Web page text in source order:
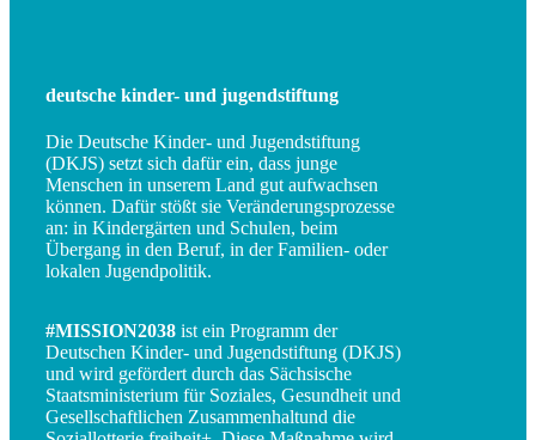
deutsche kinder- und jugendstiftung
Die Deutsche Kinder- und Jugendstiftung
(DKJS) setzt sich dafür ein, dass junge
Menschen in unserem Land gut aufwachsen
können. Dafür stößt sie Veränderungsprozesse
an: in Kindergärten und Schulen, beim
Übergang in den Beruf, in der Familien- oder
lokalen Jugendpolitik.
#MISSION2038 ist ein Programm der
Deutschen Kinder- und Jugendstiftung (DKJS)
und wird gefördert durch das Sächsische
Staatsministerium für Soziales, Gesundheit und
Gesellschaftlichen Zusammenhaltund die